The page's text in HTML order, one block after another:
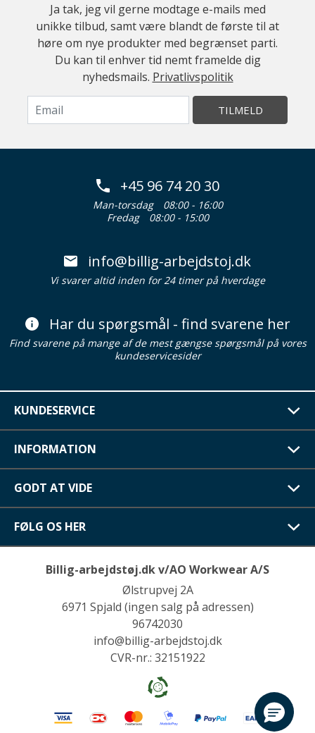
Ja tak, jeg vil gerne modtage e-mails med
unikke tilbud, samt være blandt de første til at
høre om nye produkter med begrænset parti.
Du kan til enhver tid nemt framelde dig
nyhedsmails. Privatlivspolitik
TILMELD
+45 96 74 20 30
Man-torsdag
08:00 - 16:00
Fredag
08:00 - 15:00
info@billig-arbejdstoj.dk
Vi svarer altid inden for 24 timer på hverdage
Har du spørgsmål - find svarene her
Find svarene på mange af de mest gængse spørgsmål på vores
kundeservicesider
KUNDESERVICE
INFORMATION
GODT AT VIDE
FØLG OS HER
Billig-arbejdstøj.dk v/AO Workwear A/S
Ølstrupvej 2A
6971 Spjald (ingen salg på adressen)
96742030
info@billig-arbejdstoj.dk
CVR-nr.: 32151922